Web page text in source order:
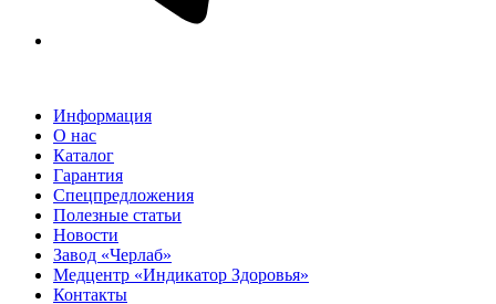
Информация
О нас
Каталог
Гарантия
Спецпредложения
Полезные статьи
Новости
Завод «Черлаб»
Медцентр «Индикатор Здоровья»
Контакты